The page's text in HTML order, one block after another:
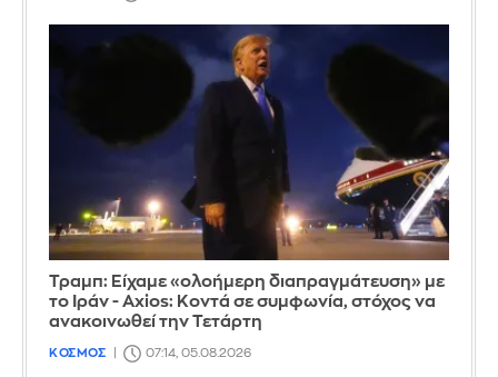
Τραμπ: Είχαμε «ολοήμερη διαπραγμάτευση» με
το Ιράν - Axios: Κοντά σε συμφωνία, στόχος να
ανακοινωθεί την Τετάρτη
ΚΟΣΜΟΣ 07:14, 05.08.2026